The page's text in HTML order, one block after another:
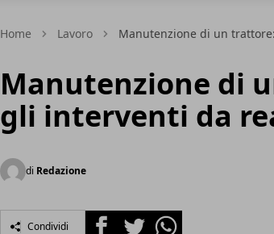
Home Lavoro Manutenzione di un
Manutenzione di
gli interventi da
di Redazione
Condividi FacebookTwitterWhatsapp